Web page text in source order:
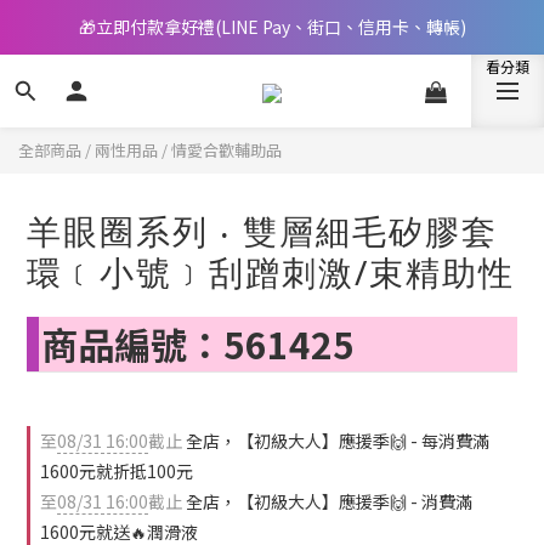
📢 邀您立即享樂，現在加入會員就送🪙80元購物金
🎁立即付款拿好禮(LINE Pay、街口、信用卡、轉帳)
📢 邀您立即享樂，現在加入會員就送🪙80元購物金
全部商品 / 兩性用品 /情愛合歡輔助品
羊眼圈系列 ‧ 雙層細毛矽膠套
環﹝小號﹞刮蹭刺激/束精助性
商品編號：561425
至08/31 16:00截止全店，【初級大人】應援季🙌 - 每消費滿
1600元就折抵100元
至08/31 16:00截止全店，【初級大人】應援季🙌 - 消費滿
1600元就送🔥潤滑液